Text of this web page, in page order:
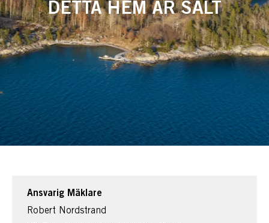
DETTA HEM ÄR SÅLT
Ansvarig Mäklare
Robert Nordstrand